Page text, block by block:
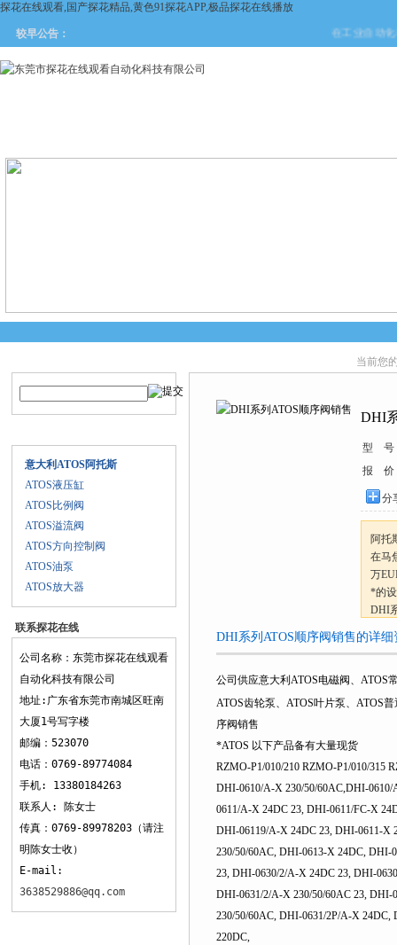
探花在线观看,国产探花精品,黄色91探花APP,极品探花在线播放
较早公告： 在工业自动化与
意大利ATOS阿托斯
ATOS液压缸
ATOS比例阀
ATOS溢流阀
ATOS方向控制阀
ATOS油泵
ATOS放大器
联系探花在线
观看
公司名称：东莞市探花在线观看
自动化科技有限公司
地址:广东省东莞市南城区旺南
大厦1号写字楼
邮编：523070
电话：0769-89774084
手机: 13380184263
联系人: 陈女士
传真：0769-89978203（请注
明陈女士收）
E-mail:
3638529886@qq.com
当前您的
DHI
型 号
报 价
分
阿托
在马
万
*的设
DHI
DHI系列ATOS顺序阀销售的详细资
公司供应意大利ATOS电磁阀、ATOS常规
ATOS齿轮泵、ATOS叶片泵、ATOS普
序阀销售
*ATOS 以下产品备有大量现货
RZMO-P1/010/210 RZMO-P1/010/315
DHI-0610/A-X 230/50/60AC,DHI-
0611/A-X 24DC 23, DHI-0611/FC-X
DHI-06119/A-X 24DC 23, DHI-0611-X
230/50/60AC, DHI-0613-X 24DC,
23, DHI-0630/2/A-X 24DC 23, DHI-
DHI-0631/2/A-X 230/50/60AC 23, DHI-
230/50/60AC, DHI-0631/2P/A-X
220DC,